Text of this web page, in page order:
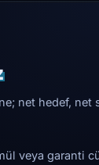
net hedef,
veya garanti